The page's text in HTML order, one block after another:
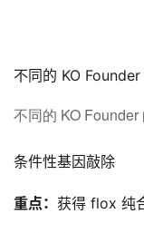
不同的 KO Founder
不同的 KO
条件性基因敲除
重点： 获得 flox 纯